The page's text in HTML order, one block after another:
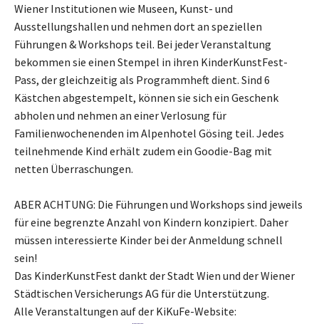
Wiener Institutionen wie Museen, Kunst- und
Ausstellungshallen und nehmen dort an speziellen
Führungen & Workshops teil. Bei jeder Veranstaltung
bekommen sie einen Stempel in ihren KinderKunstFest-
Pass, der gleichzeitig als Programmheft dient. Sind 6
Kästchen abgestempelt, können sie sich ein Geschenk
abholen und nehmen an einer Verlosung für
Familienwochenenden im Alpenhotel Gösing teil. Jedes
teilnehmende Kind erhält zudem ein Goodie-Bag mit
netten Überraschungen.
ABER ACHTUNG: Die Führungen und Workshops sind jeweils
für eine begrenzte Anzahl von Kindern konzipiert. Daher
müssen interessierte Kinder bei der Anmeldung schnell
sein!
Das KinderKunstFest dankt der Stadt Wien und der Wiener
Städtischen Versicherungs AG für die Unterstützung.
Alle Veranstaltungen auf der KiKuFe-Website: